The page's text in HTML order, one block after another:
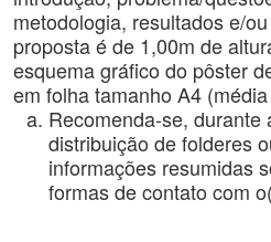
metodologia, resultados e/
proposta é de 1,00m de
esquema gráfico do pôster
em folha tamanho A4
Recomenda-se, durante
distribuição de folderes
informações resumidas
formas de contato com